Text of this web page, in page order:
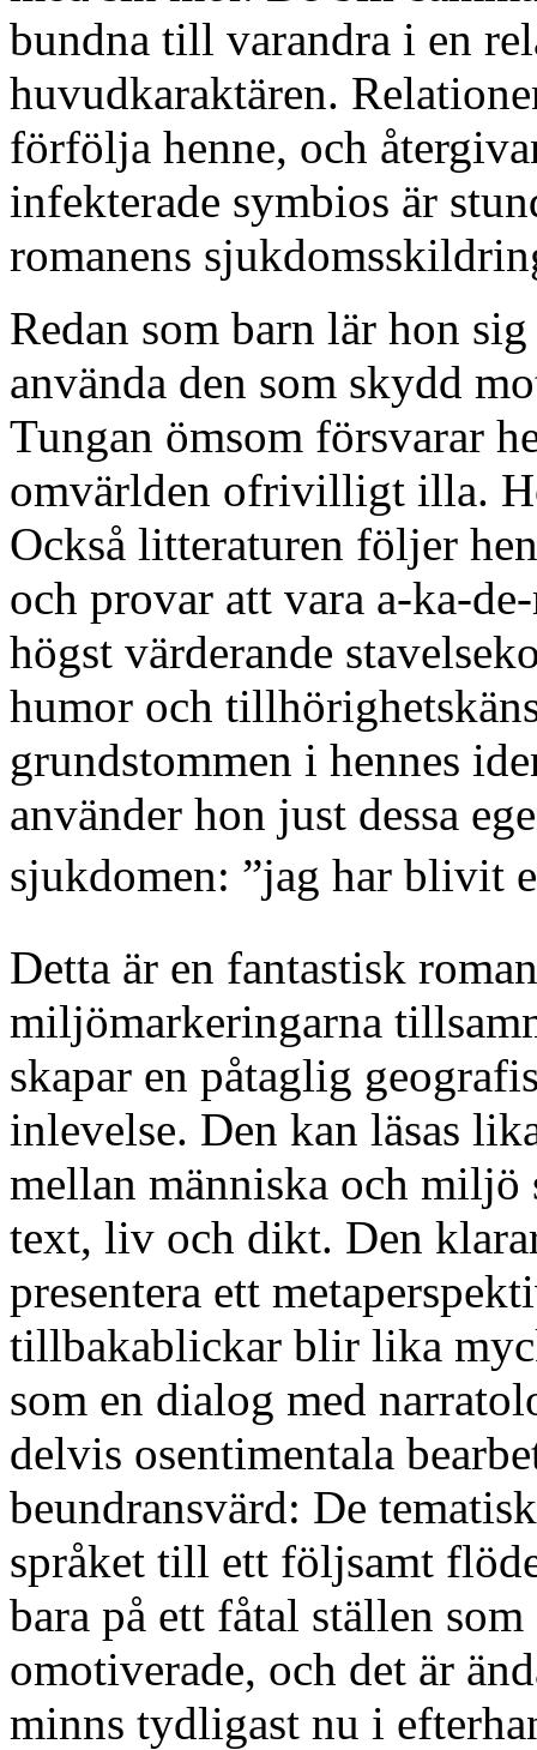
bundna till varandra i en
huvudkaraktären.
förfölja henne, och
infekterade symbios är
romanens
Redan som barn lär hon
använda den som skydd
Tungan ömsom försvarar
omvärlden ofrivilligt illa.
Också litteraturen följer
och provar att vara a-ka-
högst värderande
humor och
grundstommen i hennes
använder hon just dessa
sjukdomen: ”jag har blivit
Detta är en fantastisk
miljömarkeringarna
skapar en påtaglig
inlevelse. Den kan läsas
mellan människa och miljö
text, liv och dikt. Den
presentera ett
tillbakablickar blir lika
som en dialog med
delvis osentimentala
beundransvärd: De
språket till ett följsamt
bara på ett fåtal ställen
omotiverade, och det är
minns tydligast nu i